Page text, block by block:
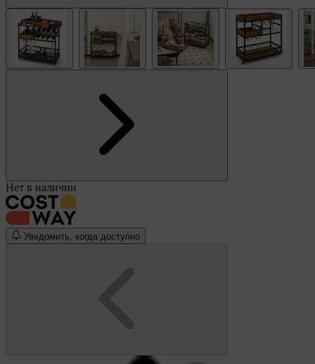
Нет в наличии
Уведомить, когда доступно